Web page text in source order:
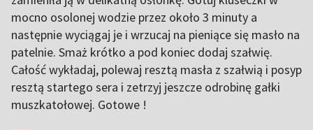
mocno osolonej wodzie przez około 3 minuty a
następnie wyciągaj je i wrzucaj na pieniące się masło na
patelnie. Smaż krótko a pod koniec dodaj szałwię.
Całość wykładaj, polewaj resztą masła z szałwią i posyp
resztą startego sera i zetrzyj jeszcze odrobinę gałki
muszkatołowej. Gotowe !